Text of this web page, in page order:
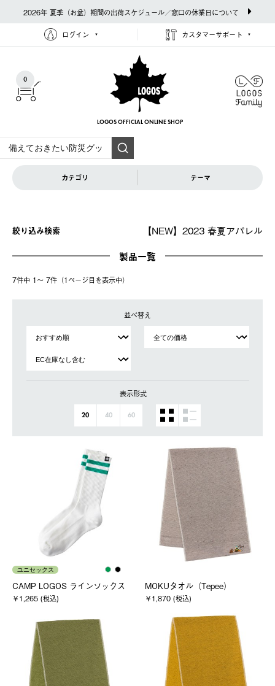
2026年 夏季（お盆）期間の出荷スケジュール／窓口の休業日について
ログイン カスタマーサポート
0
LOGOS OFFICIAL ONLINE SHOP
カテゴリ テーマ
絞り込み検索 【NEW】2023 春夏アパレル
製品一覧
7件中 1〜 7件（1ページ⽬を表⽰中）
並べ替え
表示形式
20 40 60
ユニセックス
CAMP LOGOS ラインソックス
￥1,265 (税込)
MOKUタオル（Tepee）
￥1,870 (税込)